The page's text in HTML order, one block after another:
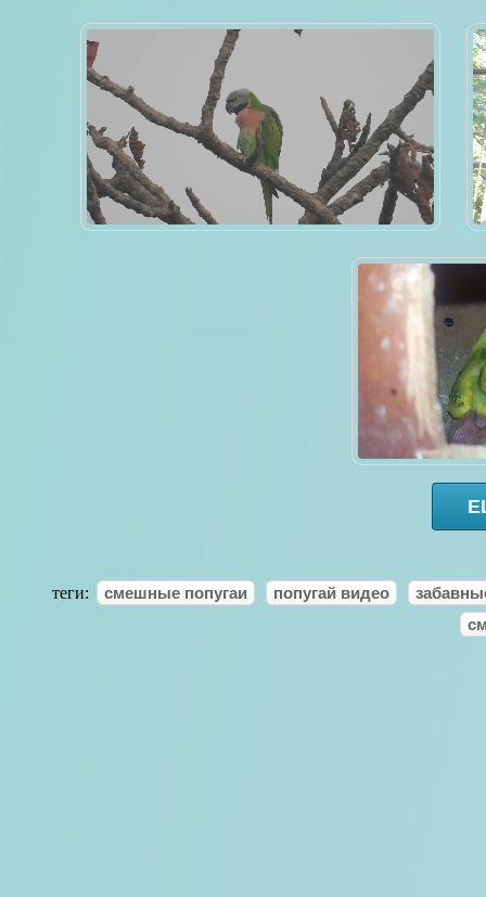
теги: смешные попугаи попугай видео